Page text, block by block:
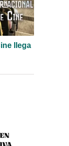
llega